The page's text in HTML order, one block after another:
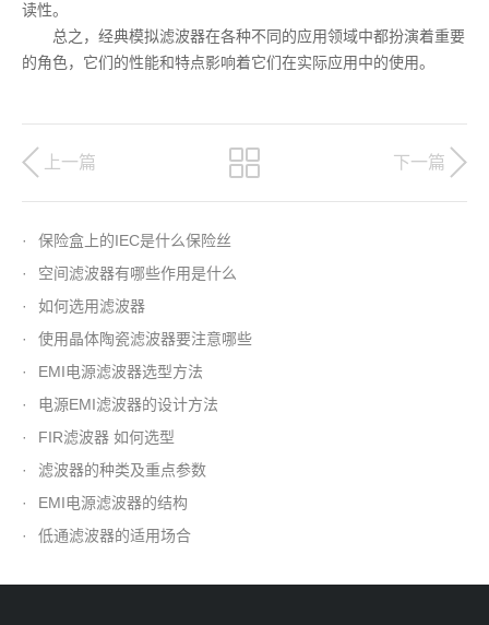
读性。
总之，经典模拟滤波器在各种不同的应用领域中都扮演着重要
的角色，它们的性能和特点影响着它们在实际应用中的使用。
上一篇 下一篇
·
保险盒上的IEC是什么保险丝
·
空间滤波器有哪些作用是什么
·
如何选用滤波器
·
使用晶体陶瓷滤波器要注意哪些
·
EMI电源滤波器选型方法
·
电源EMI滤波器的设计方法
·
FIR滤波器 如何选型
·
滤波器的种类及重点参数
·
EMI电源滤波器的结构
·
低通滤波器的适用场合